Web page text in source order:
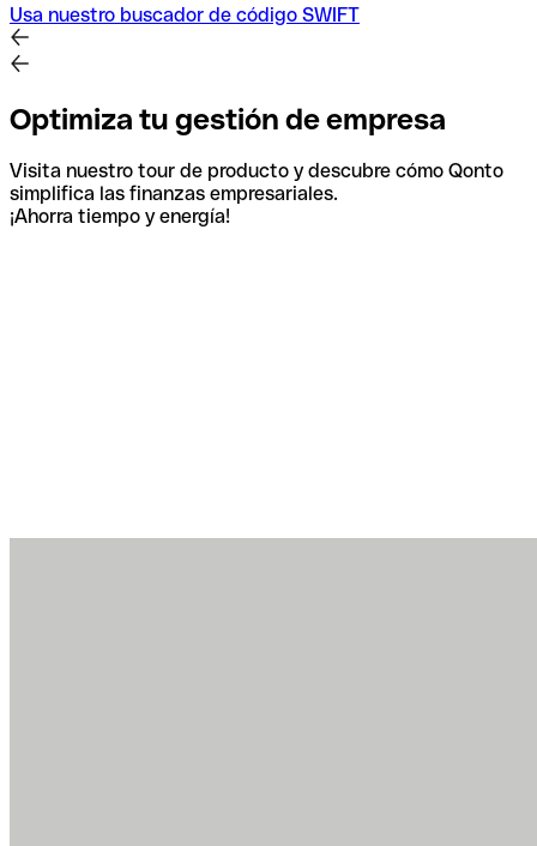
Usa nuestro buscador de código SWIFT
Optimiza tu gestión de empresa
Visita nuestro tour de producto y descubre cómo Qonto
simplifica las finanzas empresariales.
¡Ahorra tiempo y energía!